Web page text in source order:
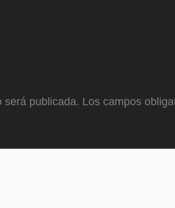
será publicada. Los campos